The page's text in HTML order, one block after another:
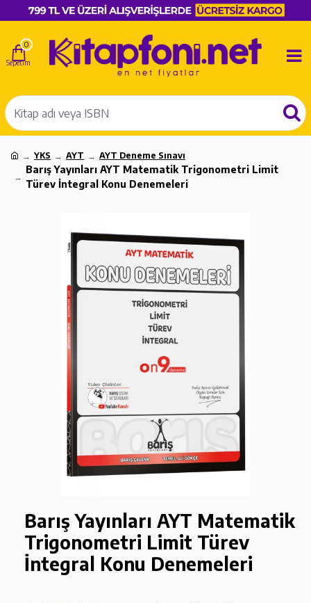
0
YKS AYT AYT Deneme Sınavı
Barış Yayınları AYT Matematik Trigonometri Limit
Türev İntegral Konu Denemeleri
Barış Yayınları AYT Matematik
Trigonometri Limit Türev
İntegral Konu Denemeleri